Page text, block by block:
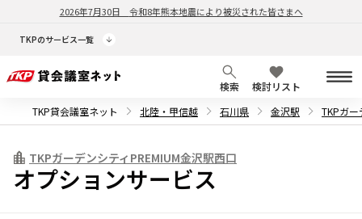
2026年7月30日 令和8年熊本地震により被災された皆さまへ
TKPのサービス一覧
検索
検討リスト
TKP貸会議室ネット
北陸・甲信越 石川県 金沢駅 TKPガー
TKPガーデンシティPREMIUM金沢駅西口
オプションサービス